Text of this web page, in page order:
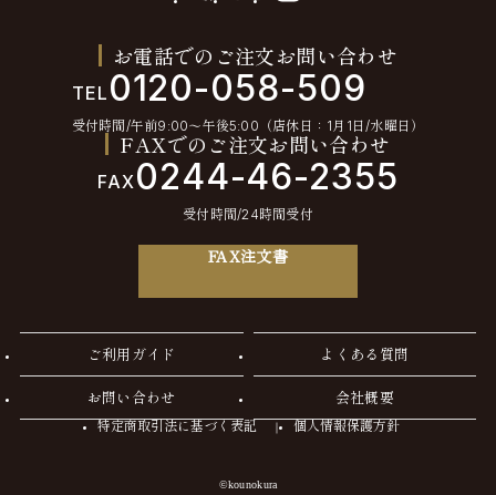
お電話でのご注文お問い合わせ
TEL 0120-058-509
受付時間/午前9:00〜午後5:00（店休日：1月1日/水曜日）
FAXでのご注文お問い合わせ
FAX0244-46-2355
受付時間/24時間受付
FAX注文書
ご利用ガイド よくある質問
お問い合わせ 会社概要
特定商取引法に基づく表記 個人情報保護方針
©kounokura